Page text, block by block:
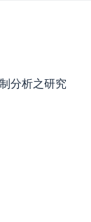
分析之研究